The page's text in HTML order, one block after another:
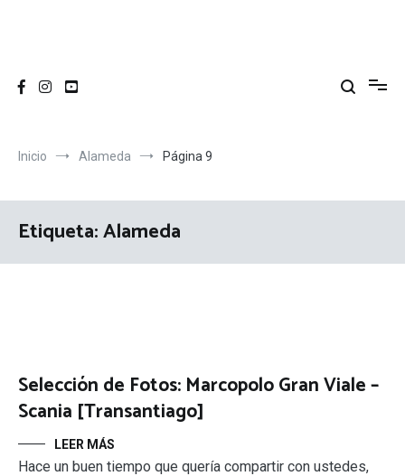
Inicio Alameda Página 9
Etiqueta:Alameda
Selección de Fotos: Marcopolo Gran Viale –
Scania [Transantiago]
LEER MÁS
Hace un buen tiempo que quería compartir con ustedes,